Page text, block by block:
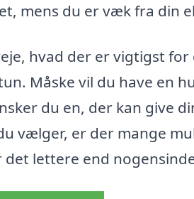
mens du er væk fra din
hvad der er vigtigst
Måske vil du have en
du en, der kan give
vælger, er der mange
lettere end